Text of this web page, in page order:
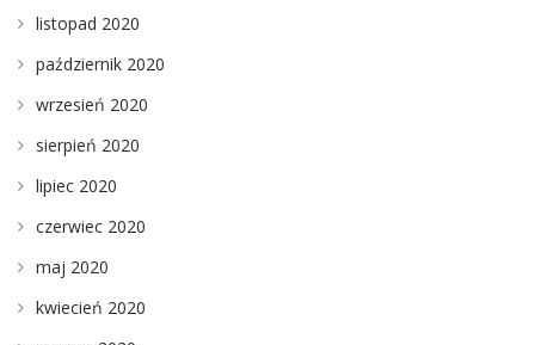
listopad 2020
październik 2020
wrzesień 2020
sierpień 2020
lipiec 2020
czerwiec 2020
maj 2020
kwiecień 2020